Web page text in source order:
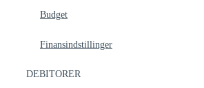
Budget
Finansindstillinger
DEBITORER